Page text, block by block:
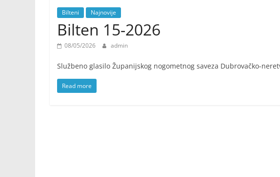
Bilteni Najnovije
Bilten 15-2026
08/05/2026 admin
Službeno glasilo Županijskog nogometnog saveza Dubrovačko-
Read more